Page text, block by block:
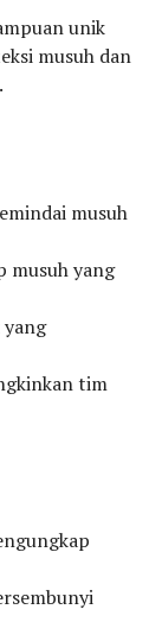
unik
musuh dan
musuh
musuh yang
tim